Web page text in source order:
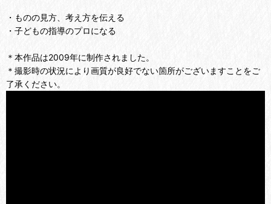
・ものの見方、考え方を伝える
・子どもの指導のプロになる
＊本作品は2009年に制作されました。
＊撮影時の状況により画質が良好でない箇所がございますことをご
了承ください。